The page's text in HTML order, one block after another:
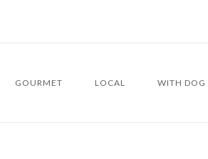
GOURMET LOCAL WITH DOG